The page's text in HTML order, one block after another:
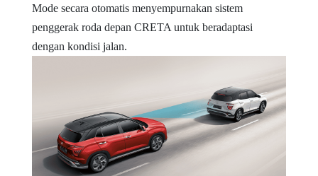
Mode secara otomatis menyempurnakan sistem
penggerak roda depan CRETA untuk beradaptasi
dengan kondisi jalan.